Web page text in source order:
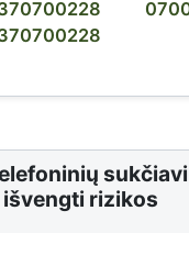
išvengti rizikos